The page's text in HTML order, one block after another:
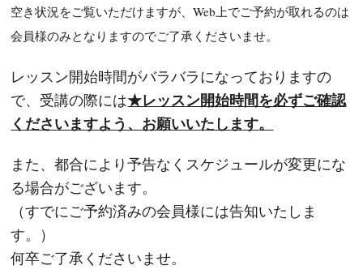
空き状況をご覧いただけますが、Web上でご予約が取れるのは
会員様のみとなりますのでご了承くださいませ。
レッスン開始時間がバラバラになっておりますの
で、受講の際には★レッスン開始時間を必ずご確認
くださいますよう、お願いいたします。
また、都合により予告なくスケジュールが変更にな
る場合がございます。
（すでにご予約済みの会員様には告知いたしま
す。）
何卒ご了承くださいませ。